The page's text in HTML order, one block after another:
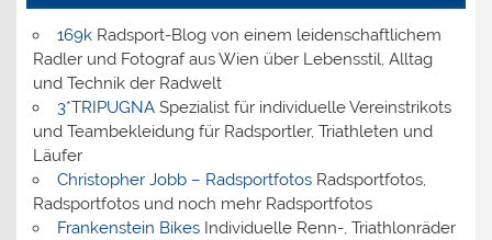
169kRadsport-Blog von einem leidenschaftlichem
Radler und Fotograf aus Wien über Lebensstil, Alltag
und Technik der Radwelt
3*TRIPUGNASpezialist für individuelle Vereinstrikots
und Teambekleidung für Radsportler, Triathleten und
Läufer
Christopher Jobb – RadsportfotosRadsportfotos,
Radsportfotos und noch mehr Radsportfotos
Frankenstein BikesIndividuelle Renn-, Triathlonräder